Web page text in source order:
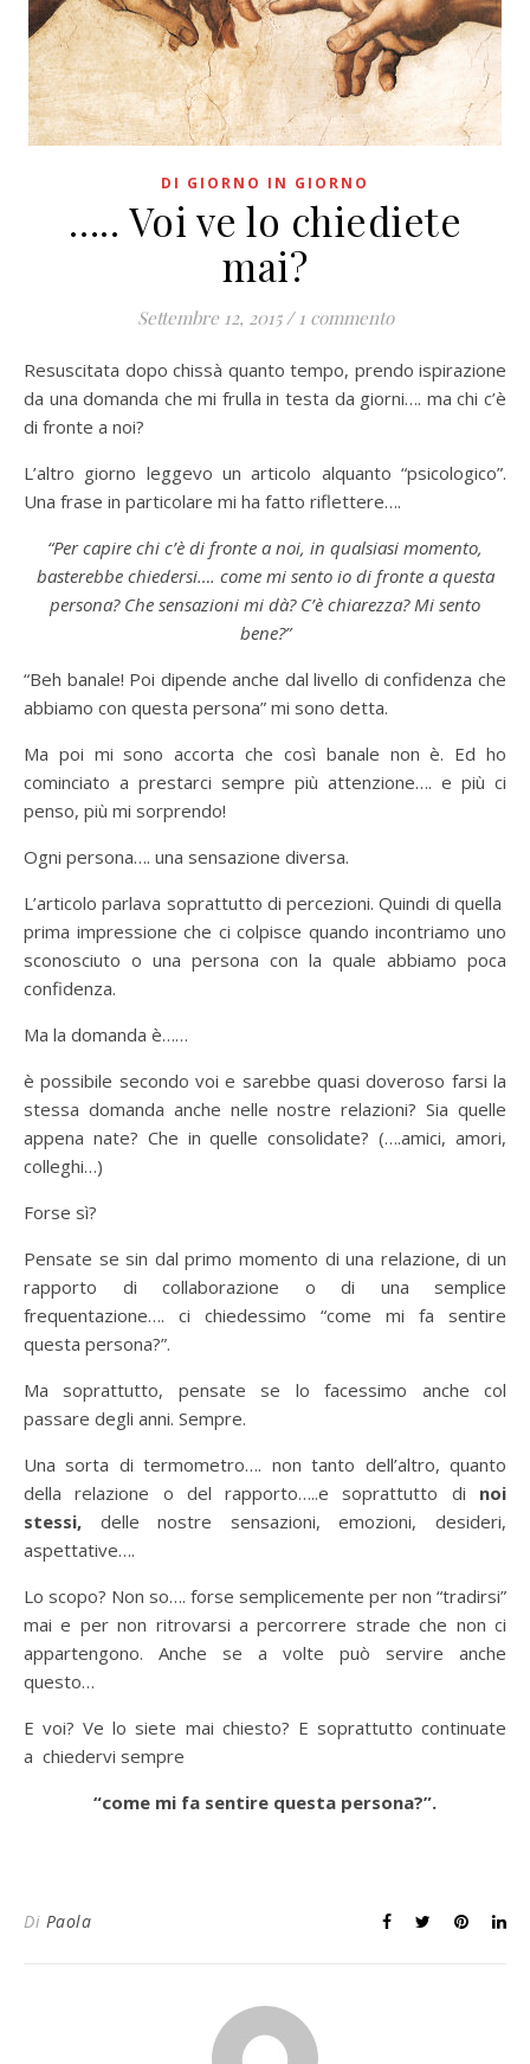
DI GIORNO IN GIORNO
….. Voi ve lo chiediete
mai?
Settembre 12, 2015 / 1 commento
Resuscitata dopo chissà quanto tempo, prendo ispirazione
da una domanda che mi frulla in testa da giorni…. ma chi c’è
di fronte a noi?
L’altro giorno leggevo un articolo alquanto “psicologico”.
Una frase in particolare mi ha fatto riflettere….
“Per capire chi c’è di fronte a noi, in qualsiasi momento,
basterebbe chiedersi…. come mi sento io di fronte a questa
persona? Che sensazioni mi dà? C’è chiarezza? Mi sento
bene?”
“Beh banale! Poi dipende anche dal livello di confidenza che
abbiamo con questa persona” mi sono detta.
Ma poi mi sono accorta che così banale non è. Ed ho
cominciato a prestarci sempre più attenzione…. e più ci
penso, più mi sorprendo!
Ogni persona…. una sensazione diversa.
L’articolo parlava soprattutto di percezioni. Quindi di quella
prima impressione che ci colpisce quando incontriamo uno
sconosciuto o una persona con la quale abbiamo poca
confidenza.
Ma la domanda è……
è possibile secondo voi e sarebbe quasi doveroso farsi la
stessa domanda anche nelle nostre relazioni? Sia quelle
appena nate? Che in quelle consolidate? (….amici, amori,
colleghi…)
Forse sì?
Pensate se sin dal primo momento di una relazione, di un
rapporto di collaborazione o di una semplice
frequentazione…. ci chiedessimo “come mi fa sentire
questa persona?”.
Ma soprattutto, pensate se lo facessimo anche col
passare degli anni. Sempre.
Una sorta di termometro…. non tanto dell’altro, quanto
della relazione o del rapporto…..e soprattutto di noi
stessi, delle nostre sensazioni, emozioni, desideri,
aspettative….
Lo scopo? Non so…. forse semplicemente per non “tradirsi”
mai e per non ritrovarsi a percorrere strade che non ci
appartengono. Anche se a volte può servire anche
questo…
E voi? Ve lo siete mai chiesto? E soprattutto continuate
a chiedervi sempre
“come mi fa sentire questa persona?”.
Di Paola